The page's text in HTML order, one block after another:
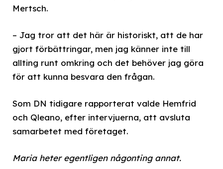
Mertsch.
– Jag tror att det här är historiskt, att de har
gjort förbättringar, men jag känner inte till
allting runt omkring och det behöver jag göra
för att kunna besvara den frågan.
Som DN tidigare rapporterat valde Hemfrid
och Qleano, efter intervjuerna, att avsluta
samarbetet med företaget.
Maria heter egentligen någonting annat.